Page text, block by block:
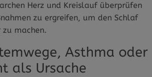
Herz und Kreislauf überprüfen
zu ergreifen, um den Schlaf
machen.
Asthma oder
als Ursache